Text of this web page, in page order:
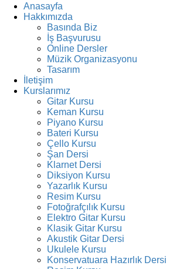
Anasayfa
Hakkımızda
Basında Biz
İş Başvurusu
Online Dersler
Müzik Organizasyonu
Tasarım
İletişim
Kurslarımız
Gitar Kursu
Keman Kursu
Piyano Kursu
Bateri Kursu
Çello Kursu
Şan Dersi
Klarnet Dersi
Diksiyon Kursu
Yazarlık Kursu
Resim Kursu
Fotoğrafçılık Kursu
Elektro Gitar Kursu
Klasik Gitar Kursu
Akustik Gitar Dersi
Ukulele Kursu
Konservatuara Hazırlık Dersi